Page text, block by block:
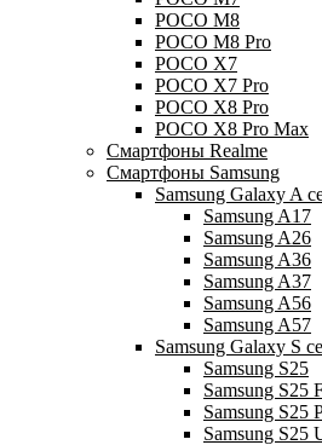
POCO M8
POCO M8 Pro
POCO X7
POCO X7 Pro
POCO X8 Pro
POCO X8 Pro Max
Смартфоны Realme
Смартфоны Samsung
Samsung Galaxy A
Samsung A17
Samsung A26
Samsung A36
Samsung A37
Samsung A56
Samsung A57
Samsung Galaxy S
Samsung S25
Samsung S25
Samsung S25
Samsung S25